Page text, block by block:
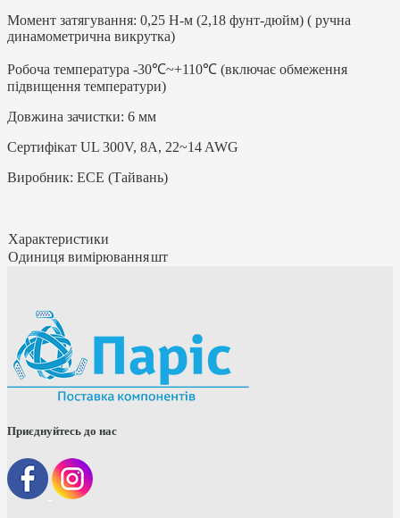
Момент затягування: 0,25 Н-м (2,18 фунт-дюйм) ( ручна
динамометрична викрутка)
Робоча температура -30℃~+110℃ (включає обмеження
підвищення температури)
Довжина зачистки: 6 мм
Сертифікат UL 300V, 8A, 22~14 AWG
Виробник: ЕСЕ (Тайвань)
Характеристики
Одиниця вимірюванняшт
Приєднуйтесь до нас